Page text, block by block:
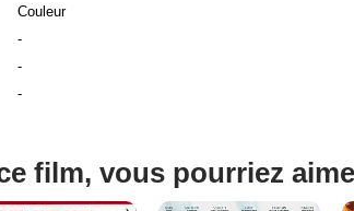
Couleur
-
-
-
film, vous pourriez